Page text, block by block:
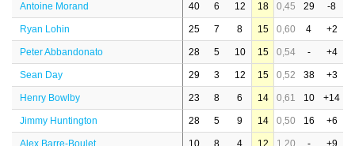
Antoine Morand 40 6 12 18 0,45 29 -8
Ryan Lohin 25 7 8 15 0,60 4 +2
Peter Abbandonato 28 5 10 15 0,54 - +4
Sean Day 29 3 12 15 0,52 38 +3
Henry Bowlby 23 8 6 14 0,61 10 +14
Jimmy Huntington 28 5 9 14 0,50 16 +6
Alex Barre-Boulet 10 8 4 12 1,20 - +9